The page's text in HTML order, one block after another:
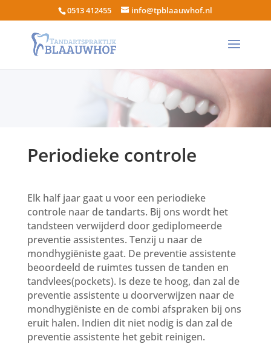
0513 412455 info@tpblaauwhof.nl
Periodieke controle
Elk half jaar gaat u voor een periodieke
controle naar de tandarts. Bij ons wordt het
tandsteen verwijderd door gediplomeerde
preventie assistentes. Tenzij u naar de
mondhygiëniste gaat. De preventie assistente
beoordeeld de ruimtes tussen de tanden en
tandvlees(pockets). Is deze te hoog, dan zal de
preventie assistente u doorverwijzen naar de
mondhygiëniste en de combi afspraken bij ons
eruit halen. Indien dit niet nodig is dan zal de
preventie assistente het gebit reinigen.